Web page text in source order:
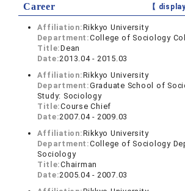
Career 【
Affiliation:Rikkyo University
Department:College of Sociology
Title:Dean
Date:2013.04 - 2015.03
Affiliation:Rikkyo University
Department:Graduate School of
Study: Sociology
Title:Course Chief
Date:2007.04 - 2009.03
Affiliation:Rikkyo University
Department:College of Sociology
Sociology
Title:Chairman
Date:2005.04 - 2007.03